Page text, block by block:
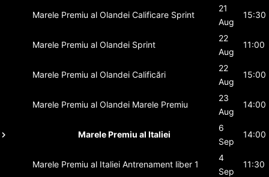
Marele Premiu al Olandei Calificare Sprint
21
Aug
15:30
Marele Premiu al Olandei Sprint
22
Aug
11:00
Marele Premiu al Olandei Calificări
22
Aug
15:00
Marele Premiu al Olandei Marele Premiu
23
Aug
14:00
Marele Premiu al Italiei
6
Sep
14:00
Marele Premiu al Italiei Antrenament liber 1
4
Sep
11:30